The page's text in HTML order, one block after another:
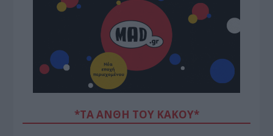
*ΤΑ ΆΝΘΗ ΤΟΥ ΚΑΚΟΎ*